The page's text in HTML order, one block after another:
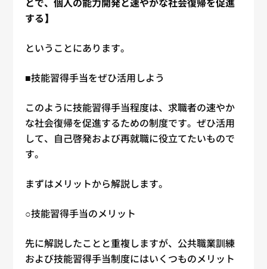
する】
ということにあります。
■技能習得手当をぜひ活用しよう
このように技能習得手当程度は、求職者の速やか
な社会復帰を促進するための制度です。ぜひ活用
して、自己啓発および再就職に役立てたいもので
す。
まずはメリットから解説します。
○技能習得手当のメリット
先に解説したことと重複しますが、公共職業訓練
および技能習得手当制度にはいくつものメリット